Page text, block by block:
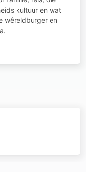
kultuur en wat
wêreldburger en